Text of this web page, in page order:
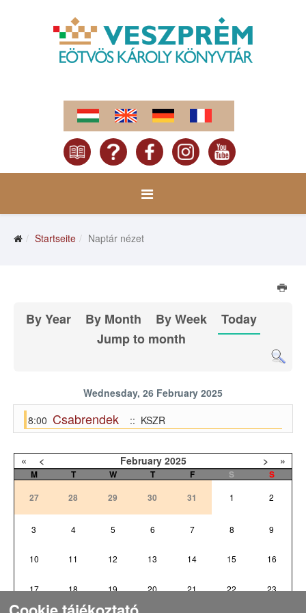
Startseite Naptár nézet
By Year By Month By Week
Today
Jump to month
Wednesday, 26 February 2025
8:00 Csabrendek :: KSZR
« < February 2025 > »
M T W T F S
S
27
28 29 30 31 1 2
3 4 5 6 7 8 9
10 11 12 13 14 15 16
17 18 19 20 21 22 23